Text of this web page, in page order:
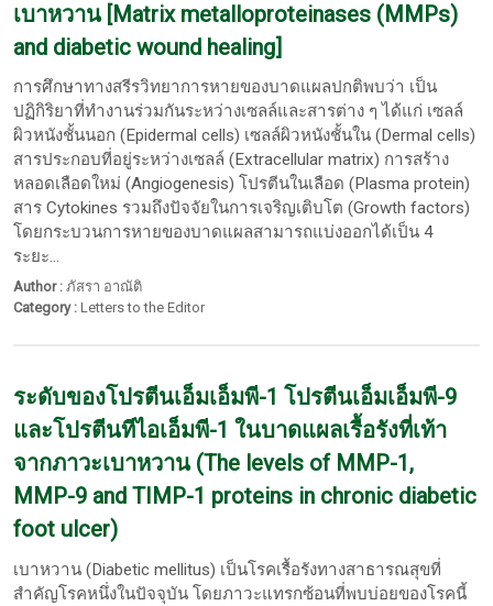
เบาหวาน [Matrix metalloproteinases (MMPs)
and diabetic wound healing]
การศึกษาทางสรีรวิทยาการหายของบาดแผลปกติพบว่า เป็น
ปฏิกิริยาที่ทำงานร่วมกันระหว่างเซลล์และสารต่าง ๆ ได้แก่ เซลล์
ผิวหนังชั้นนอก (Epidermal cells) เซลล์ผิวหนังชั้นใน (Dermal cells)
สารประกอบที่อยู่ระหว่างเซลล์ (Extracellular matrix) การสร้าง
หลอดเลือดใหม่ (Angiogenesis) โปรตีนในเลือด (Plasma protein)
สาร Cytokines รวมถึงปัจจัยในการเจริญเติบโต (Growth factors)
โดยกระบวนการหายของบาดแผลสามารถแบ่งออกได้เป็น 4
ระยะ...
Author : ภัสรา อาณัติ
Category : Letters to the Editor
ระดับของโปรตีนเอ็มเอ็มพี-1 โปรตีนเอ็มเอ็มพี-9
และโปรตีนทีไอเอ็มพี-1 ในบาดแผลเรื้อรังที่เท้า
จากภาวะเบาหวาน (The levels of MMP-1,
MMP-9 and TIMP-1 proteins in chronic diabetic
foot ulcer)
เบาหวาน (Diabetic mellitus) เป็นโรคเรื้อรังทางสาธารณสุขที่
สำคัญโรคหนึ่งในปัจจุบัน โดยภาวะแทรกซ้อนที่พบบ่อยของโรคนี้